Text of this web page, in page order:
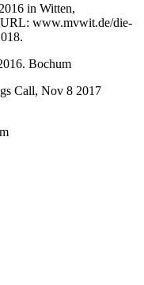
in Witten,
www.mvwit.de/die-
Bochum
Call, Nov 8 2017